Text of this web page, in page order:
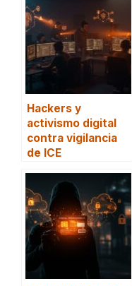
Hackers y
activismo digital
contra vigilancia
de ICE